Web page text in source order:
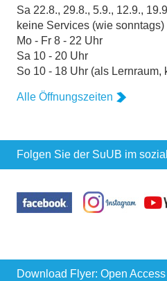
Sa 22.8., 29.8., 5.9., 12.9.,
keine Services (wie sonntags)
Mo - Fr 8 - 22 Uhr
Sa 10 - 20 Uhr
So 10 - 18 Uhr (als Lernraum,
Alle Öffnungszeiten
Folgen Sie der SuUB im
Download Flyer: Open